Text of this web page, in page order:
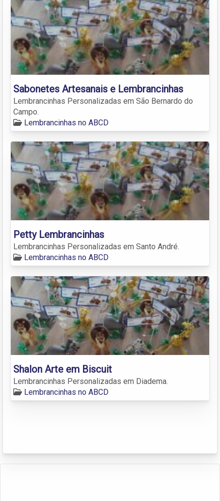
Sabonetes Artesanais e Lembrancinhas
Lembrancinhas Personalizadas em São Bernardo do
Campo.
Lembrancinhas no ABCD
Petty Lembrancinhas
Lembrancinhas Personalizadas em Santo André.
Lembrancinhas no ABCD
Shalon Arte em Biscuit
Lembrancinhas Personalizadas em Diadema.
Lembrancinhas no ABCD